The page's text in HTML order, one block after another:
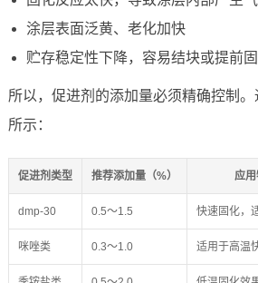
涂层表面泛黄、老化加快
贮存稳定性下降，容易结块或提前
所以，促进剂的添加量必须精确控制
所示：
促进剂类型 推荐添加量（%） 应
dmp-30 0.5～1.5 快速固化，
咪唑类 0.3～1.0 适用于高温